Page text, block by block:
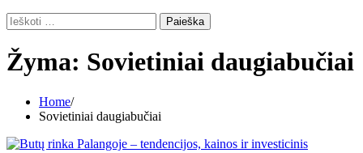
Ieškoti:
Žyma: Sovietiniai daugiabučiai
Home
Sovietiniai daugiabučiai